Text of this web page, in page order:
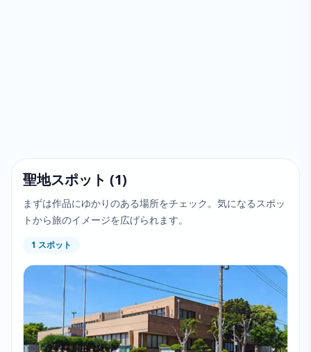
聖地スポット (1)
まずは作品にゆかりのある場所をチェック。気になるスポッ
トから旅のイメージを広げられます。
1 スポット